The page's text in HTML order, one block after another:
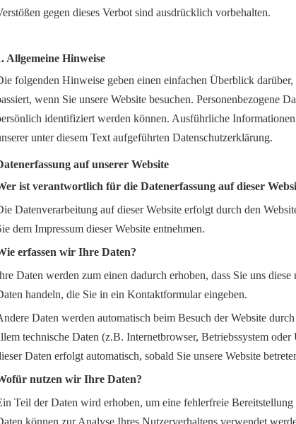
gegen dieses Verbot sind ausdrücklich vorbehalten.
Allgemeine Hinweise
folgenden Hinweise geben einen einfachen Überblick
wenn Sie unsere Website besuchen. Personenbezogene
identifiziert werden können. Ausführliche
unter diesem Text aufgeführten Datenschutzerklärung.
auf unserer Website
ist verantwortlich für die Datenerfassung auf dieser
Datenverarbeitung auf dieser Website erfolgt durch den
dem Impressum dieser Website entnehmen.
erfassen wir Ihre Daten?
Daten werden zum einen dadurch erhoben, dass Sie uns
handeln, die Sie in ein Kontaktformular eingeben.
Daten werden automatisch beim Besuch der Website
technische Daten (z.B. Internetbrowser, Betriebssystem
Daten erfolgt automatisch, sobald Sie unsere Website
nutzen wir Ihre Daten?
Teil der Daten wird erhoben, um eine fehlerfreie